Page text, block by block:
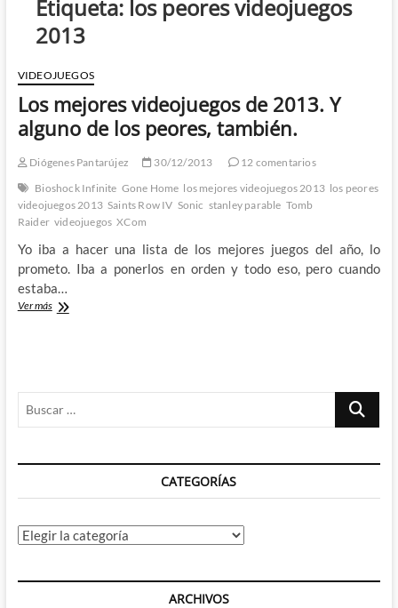
Etiqueta: los peores videojuegos
2013
VIDEOJUEGOS
Los mejores videojuegos de 2013. Y
alguno de los peores, también.
Diógenes Pantarújez 30/12/2013
12 comentarios
Bioshock Infinite Gone Home los mejores videojuegos 2013 los peores
videojuegos 2013 Saints Row IV Sonic stanley parable Tomb
Raider videojuegos XCom
Yo iba a hacer una lista de los mejores juegos del año, lo
prometo. Iba a ponerlos en orden y todo eso, pero cuando
estaba…
Ver másLos
de
los
también.
Buscar
CATEGORÍAS
Categorías
ARCHIVOS